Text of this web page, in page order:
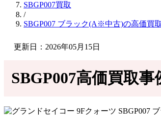
SBGP007買取
/
SBGP007 ブラック(A※中古)の高価買
更新日：2026年05月15日
SBGP007高価買取